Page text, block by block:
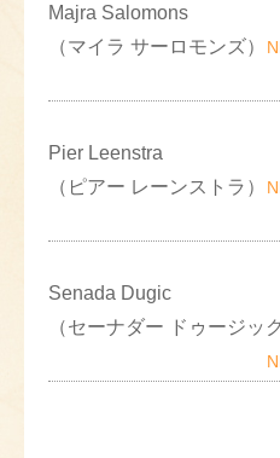
Majra Salomons
（マイラ サーロモンズ）
Pier Leenstra
（ピアー レーンストラ）
Senada Dugic
（セーナダー ドゥージック